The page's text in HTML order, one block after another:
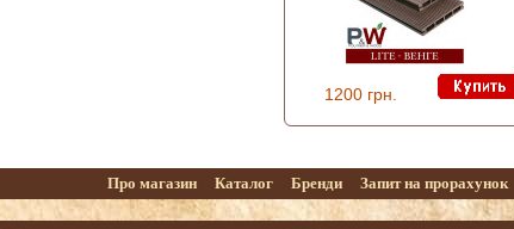
1200 грн.
Про магазин Каталог Бренди Запит на прорахунок